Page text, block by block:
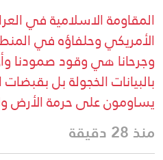
المقاومة الاسلامية في
الأمريكي وحلفاؤه في
وجرحانا هي وقود صمودنا
بالبيانات الخجولة بل بقبضات
يساومون على حرمة الأرض
منذ 28 دقيقة